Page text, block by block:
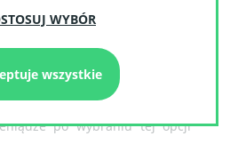
"Przelew na konto
głównego dołączone zostaje
konta bankowego", w którym
konta, na które użytkownik
po wybraniu tej opcji
WYBÓR
wszystkie